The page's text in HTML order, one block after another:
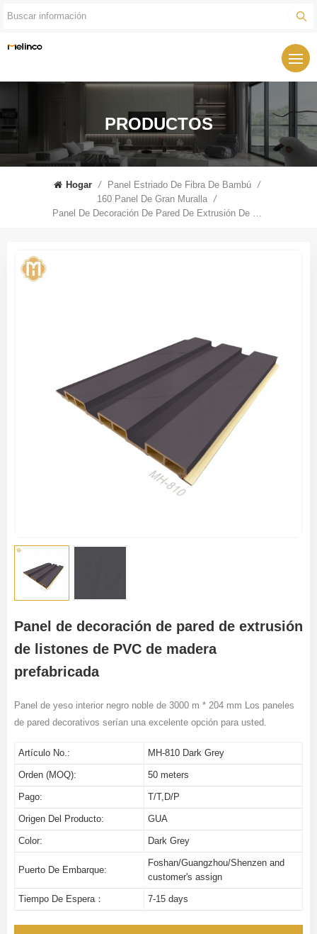
PRODUCTOS
Hogar / Panel Estriado De Fibra De Bambú
/
160 Panel De Gran Muralla /
Panel De Decoración De Pared De Extrusión De Listones De PVC De Madera Prefabricada
Panel de decoración de pared de extrusión
de listones de PVC de madera
prefabricada
Panel de yeso interior negro noble de 3000 m * 204 mm Los paneles
de pared decorativos serían una excelente opción para usted.
Artículo No.: MH-810 Dark Grey
Orden (MOQ): 50 meters
Pago: T/T,D/P
Origen Del Producto: GUA
Color: Dark Grey
Puerto De Embarque:
Foshan/Guangzhou/Shenzen and
customer's assign
Tiempo De Espera： 7-15 days